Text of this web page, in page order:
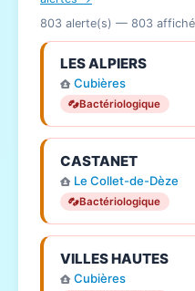
803 alerte(s) — 803
LES ALPIERS
Cubières
Bactériologique
CASTANET
Le Collet-de-Dèze
Bactériologique
VILLES HAUTES
Cubières